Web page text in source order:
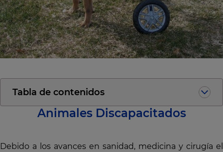
Tabla de contenidos
Animales Discapacitados
Debido a los avances en sanidad, medicina y cirugía el